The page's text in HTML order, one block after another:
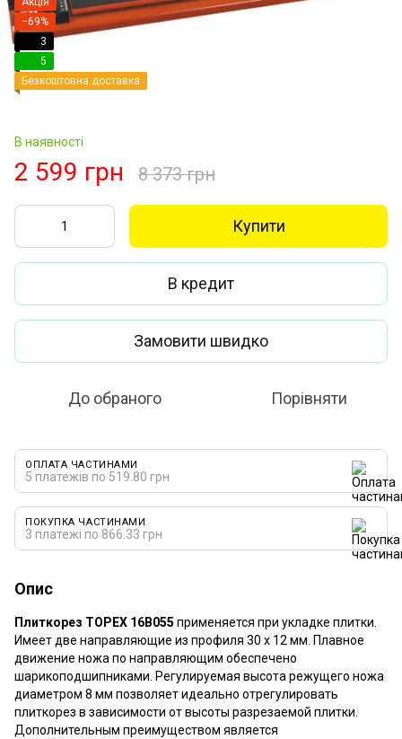
−69%
3
5
Безкоштовна доставка
В наявності
2 599 грн 8 373 грн
Купити
В кредит
Замовити швидко
До обраного Порівняти
ОПЛАТА ЧАСТИНАМИ
5 платежів по 519.80 грн
ПОКУПКА ЧАСТИНАМИ
3 платежі по 866.33 грн
Опис
Плиткорез TOPEX 16B055 применяется при укладке плитки.
Имеет две направляющие из профиля 30 x 12 мм. Плавное
движение ножа по направляющим обеспечено
шарикоподшипниками. Регулируемая высота режущего ножа
диаметром 8 мм позволяет идеально отрегулировать
плиткорез в зависимости от высоты разрезаемой плитки.
Дополнительным преимуществом является